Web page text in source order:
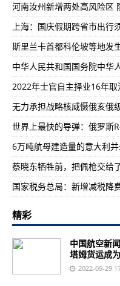
河南汝州新增两处高风险区
上海：国庆假期跨省市出行
斯里兰卡首都科伦坡等地发
2022年士官自主择业16年
无力承担战略核威慑俄亥俄
世界上最快的导弹：俄罗斯
6万吨航母建造量的意大利
蔡晓东牺牲前，把佩枪交给
国家税务总局：新增减税降
精彩
中国航空新
塔姆货运成
2022-09-29